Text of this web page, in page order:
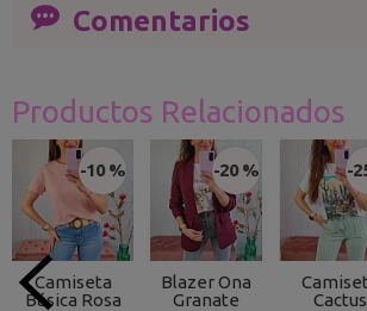
Comentarios
Productos Relacionados
-10 %
Camiseta
Básica Rosa
-20 %
Blazer Ona
Granate
-
Cactus